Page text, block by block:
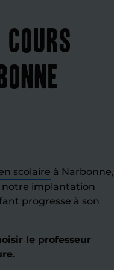
scolaire à Narbonne,
notre implantation
progresse à son
le professeur